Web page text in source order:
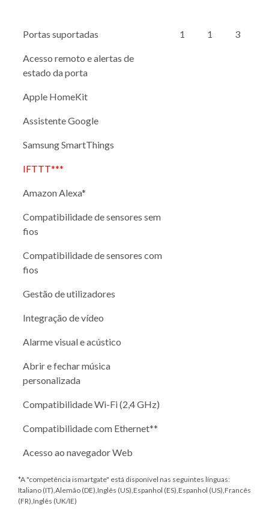
Portas suportadas 1 1 3
Acesso remoto e alertas de
estado da porta
Apple HomeKit
Assistente Google
Samsung SmartThings
IFTTT***
Amazon Alexa*
Compatibilidade de sensores sem
fios
Compatibilidade de sensores com
fios
Gestão de utilizadores
Integração de vídeo
Alarme visual e acústico
Abrir e fechar música
personalizada
Compatibilidade Wi-Fi (2,4 GHz)
Compatibilidade com Ethernet**
Acesso ao navegador Web
*A "competência ismartgate" está disponível nas seguintes línguas:
Italiano (IT),Alemão (DE),Inglês (US),Espanhol (ES),Espanhol (US),Francês
(FR),Inglês (UK/IE)